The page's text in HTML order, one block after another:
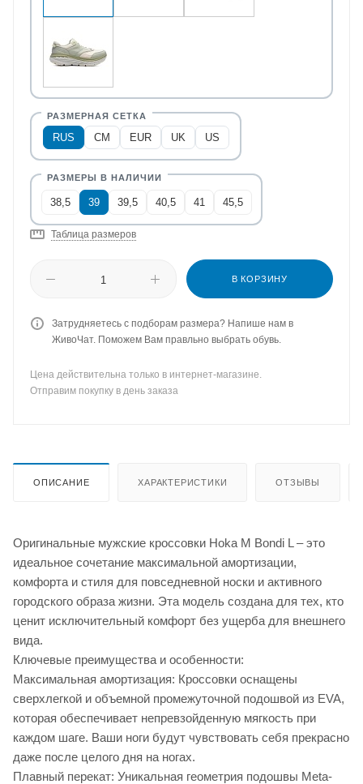
RUS CM EUR UK US
38,5 39 39,5 40,5 41 45,5
Таблица размеров
В КОРЗИНУ
Затрудняетесь с подборам размера? Напише нам в
ЖивоЧат. Поможем Вам правльно выбрать обувь.
Цена действительна только в интернет-магазине.
Отправим покупку в день заказа
ОПИСАНИЕ ХАРАКТЕРИСТИКИ ОТЗЫВЫ
Оригинальные мужские кроссовки Hoka M Bondi L – это
идеальное сочетание максимальной амортизации,
комфорта и стиля для повседневной носки и активного
городского образа жизни. Эта модель создана для тех, кто
ценит исключительный комфорт без ущерба для внешнего
вида.
Ключевые преимущества и особенности:
Максимальная амортизация: Кроссовки оснащены
сверхлегкой и объемной промежуточной подошвой из EVA,
которая обеспечивает непревзойденную мягкость при
каждом шаге. Ваши ноги будут чувствовать себя прекрасно
даже после целого дня на ногах.
Плавный перекат: Уникальная геометрия подошвы Meta-